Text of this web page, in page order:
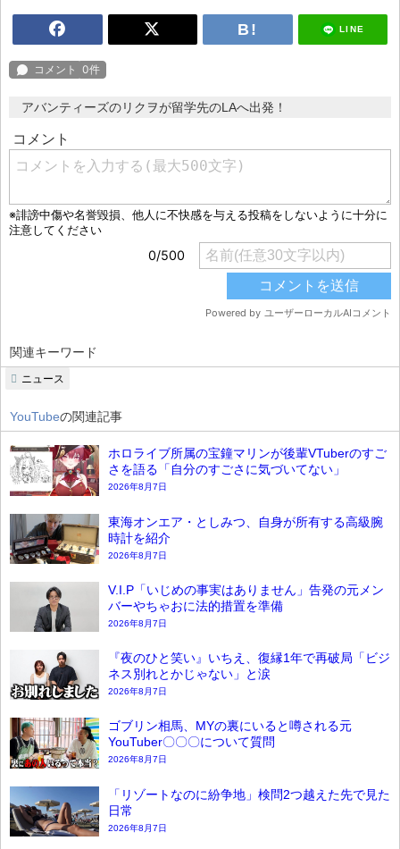
LINE
アバンティーズのリクヲが留学先のLAへ出発！
関連キーワード
ニュース
YouTubeの関連記事
ホロライブ所属の宝鐘マリンが後輩VTuberのすご
さを語る「自分のすごさに気づいてない」
2026年8月7日
東海オンエア・としみつ、自身が所有する高級腕
時計を紹介
2026年8月7日
V.I.P「いじめの事実はありません」告発の元メン
バーやちゃおに法的措置を準備
2026年8月7日
『夜のひと笑い』いちえ、復縁1年で再破局「ビジ
ネス別れとかじゃない」と涙
2026年8月7日
ゴブリン相馬、MYの裏にいると噂される元
YouTuber〇〇〇について質問
2026年8月7日
「リゾートなのに紛争地」検問2つ越えた先で見た
日常
2026年8月7日